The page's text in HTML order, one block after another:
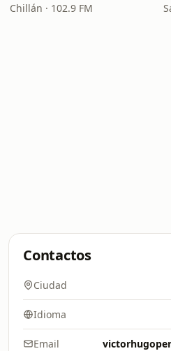
Chillán · 102.9 FM
Contactos
Ciudad
Idioma
Email